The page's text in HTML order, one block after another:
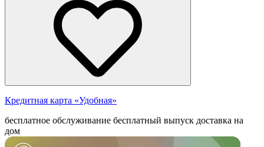
Кредитная карта «Удобная»
бесплатное обслуживание бесплатный выпуск доставка на
дом